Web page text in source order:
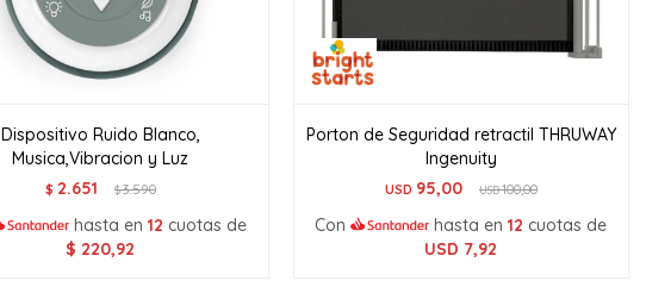
Dispositivo Ruido Blanco,
Musica,Vibracion y Luz
$ 2.651 $3.590
hasta en 12 cuotas de
$ 220,92
Porton de Seguridad retractil THRUWAY
Ingenuity
USD 95,00 USD100,00
Con hasta en12 cuotas de
USD 7,92